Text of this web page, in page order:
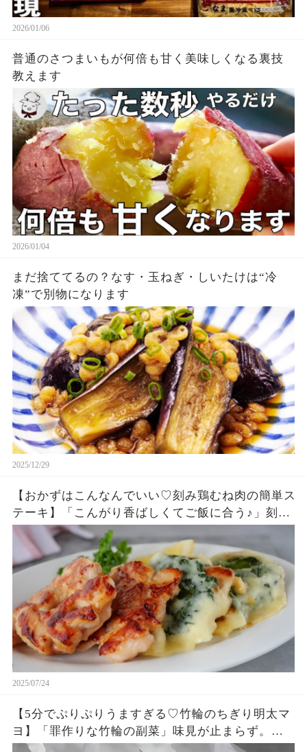
2026/01/06
普通のさつまいもが何倍も甘く美味しくなる裏技
教えます
2026/01/04
まだ捨ててるの？なす・玉ねぎ・しいたけは“冷
凍”で別物になります
2025/12/29
【おかずはこんなんでいい♡刻み鶏むね肉の簡単ス
テーキ】「こんがり香ばしくてご飯に合う♪」刻む
ので火の通りが早く食べやすい!「まるめし」
2025/07/24
【5分でぷりぷりうますぎる♡竹輪のちぎり明太マ
ヨ】「罪作りな竹輪の副菜」味見が止まらず。
「まるめし」